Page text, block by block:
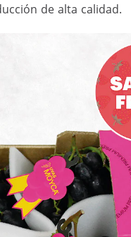
de alta calidad.​